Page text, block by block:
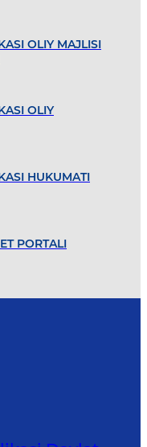
OLIY MAJLISI
OLIY
HUKUMATI
PORTALI